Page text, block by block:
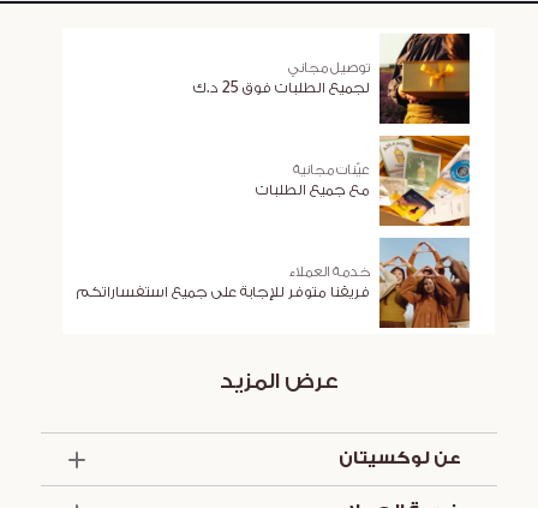
توصيل مجاني
لجميع الطلبات فوق 25 د.ك
عيّنات مجانية
مع جميع الطلبات
خدمة العملاء
فريقنا متوفر للإجابة على جميع استفساراتكم
عرض المزيد
عن لوكسيتان